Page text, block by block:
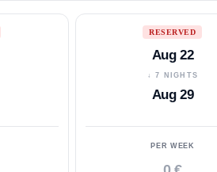
RESERVED
Aug 22
↓ 7 NIGHTS
Aug 29
PER WEEK